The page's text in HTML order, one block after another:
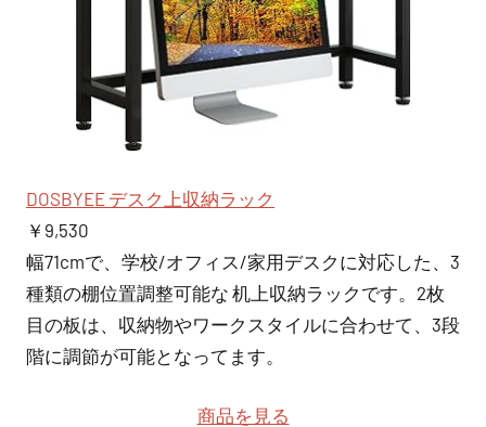
DOSBYEE デスク上収納ラック
￥9,530
幅71cmで、学校/オフィス/家用デスクに対応した、3
種類の棚位置調整可能な 机上収納ラックです。2枚
目の板は、収納物やワークスタイルに合わせて、3段
階に調節が可能となってます。
商品を見る